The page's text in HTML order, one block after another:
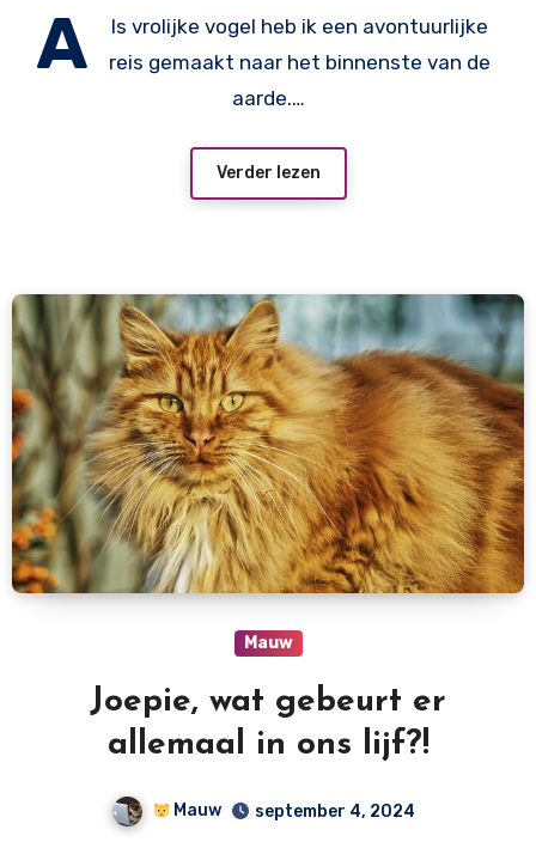
A
ls vrolijke vogel heb ik een avontuurlijke
reis gemaakt naar het binnenste van de
aarde.…
Verder lezen
Mauw
Joepie, wat gebeurt er
allemaal in ons lijf?!
Mauw september 4, 2024